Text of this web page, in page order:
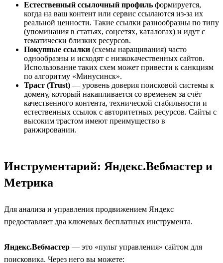
Естественный ссылочный профиль формируется,
когда на ваш контент или сервис ссылаются из-за их
реальной ценности. Такие ссылки разнообразны по типу
(упоминания в статьях, соцсетях, каталогах) и идут с
тематически близких ресурсов.
Покупные ссылки (схемы наращивания) часто
однообразны и исходят с низкокачественных сайтов.
Использование таких схем может привести к санкциям
по алгоритму «Минусинск».
Траст (Trust) — уровень доверия поисковой системы к
домену, который накапливается со временем за счёт
качественного контента, технической стабильности и
естественных ссылок с авторитетных ресурсов. Сайты с
высоким трастом имеют преимущество в
ранжировании.
Инструментарий: Яндекс.Вебмастер и
Метрика
Для анализа и управления продвижением Яндекс
предоставляет два ключевых бесплатных инструмента.
Яндекс.Вебмастер — это «пульт управления» сайтом для
поисковика. Через него вы можете: